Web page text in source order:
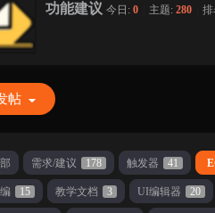
功能建议 今日:0 主题:280
帖
需求/建议 178 触发器 41
15 教学文档 3 UI编辑器 20